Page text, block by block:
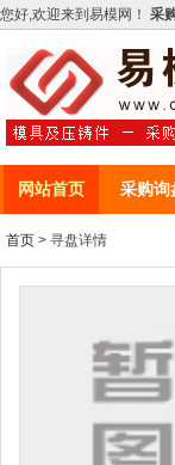
您好,欢迎来到易模网！ 采
网站首页 采购询
首页 > 寻盘详情